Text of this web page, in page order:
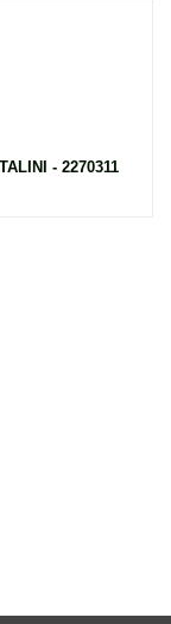
- 2270311